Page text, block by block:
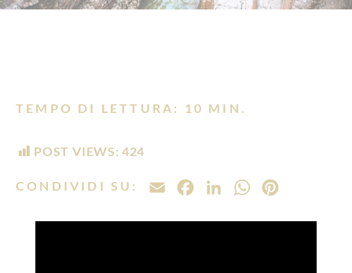
TEMPO DI LETTURA: 10 MIN.
POST VIEWS: 424
CONDIVIDI SU: EMAILFACEBOOK
LINKEDIN
WHATSAPP